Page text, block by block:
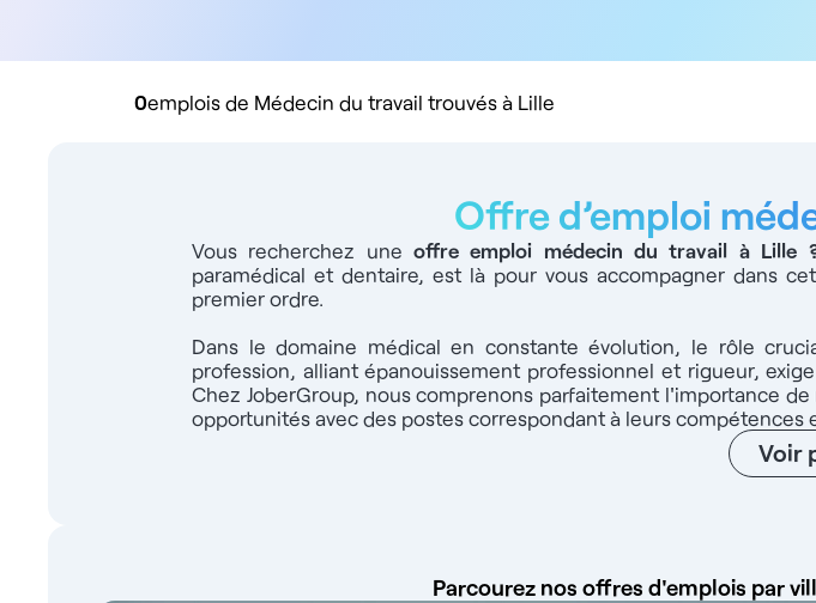
Rachat de cabinet
50 km
0emplois de Médecin du travail trouvés à Lille
Offre d’emploi
Vous recherchez uneoffre emploi médecin du travail à Lille
paramédical et dentaire, est là pour vous accompagner dans
premier ordre.
Dans le domaine médical en constante évolution, le rôle
profession, alliant épanouissement professionnel et rigueur,
Chez JoberGroup, nous comprenons parfaitement l'importance
opportunités avec des postes correspondant à leurs compétences
Voir
Parcourez nos offres d'emplois par